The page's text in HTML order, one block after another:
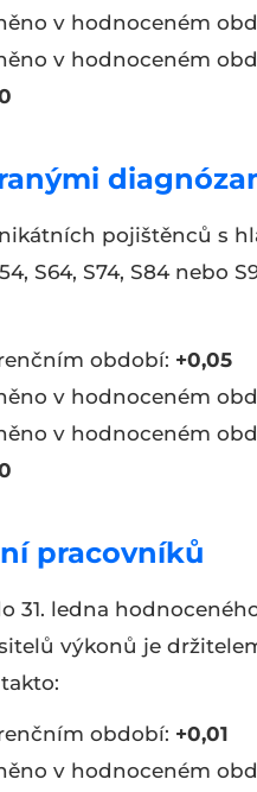
v hodnoceném
v hodnoceném
pojištěnců s
S64, S74, S84
období: +0,05
v hodnoceném
v hodnoceném
pracovníků
31. ledna
výkonů je
období: +0,01
v hodnoceném